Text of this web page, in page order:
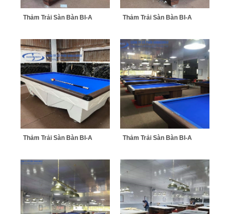
Thảm Trải Sàn Bàn BI-A Thảm Trải Sàn Bàn BI-A
Thảm Trải Sàn Bàn BI-A Thảm Trải Sàn Bàn BI-A